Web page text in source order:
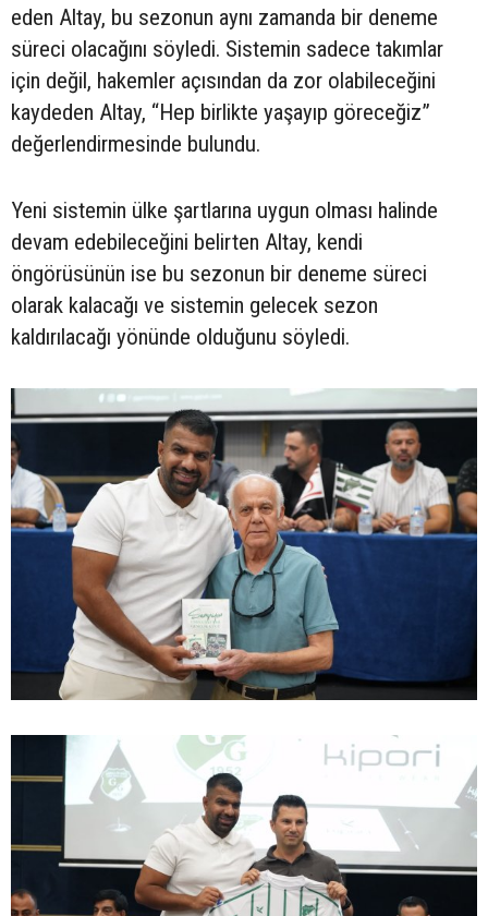
eden Altay, bu sezonun aynı zamanda bir deneme
süreci olacağını söyledi. Sistemin sadece takımlar
için değil, hakemler açısından da zor olabileceğini
kaydeden Altay, “Hep birlikte yaşayıp göreceğiz”
değerlendirmesinde bulundu.
Yeni sistemin ülke şartlarına uygun olması halinde
devam edebileceğini belirten Altay, kendi
öngörüsünün ise bu sezonun bir deneme süreci
olarak kalacağı ve sistemin gelecek sezon
kaldırılacağı yönünde olduğunu söyledi.